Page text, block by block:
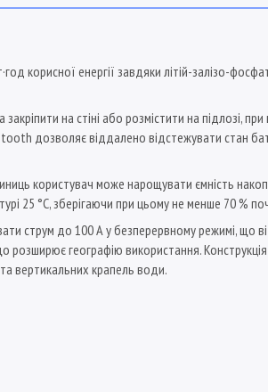
корисної енергії завдяки літій-залізо-
на стіні або розмістити на підлозі,
дозволяє віддалено відстежувати стан
користувач може нарощувати ємність
25 °C, зберігаючи при цьому не менше 70 %
струм до 100 А у безперервному режимі, що
географію використання.
та вертикальних крапель води.